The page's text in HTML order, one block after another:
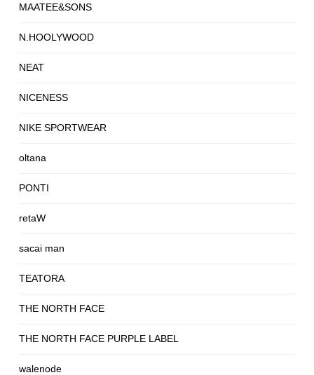
MAATEE&SONS
N.HOOLYWOOD
NEAT
NICENESS
NIKE SPORTWEAR
oltana
PONTI
retaW
sacai man
TEATORA
THE NORTH FACE
THE NORTH FACE PURPLE LABEL
walenode